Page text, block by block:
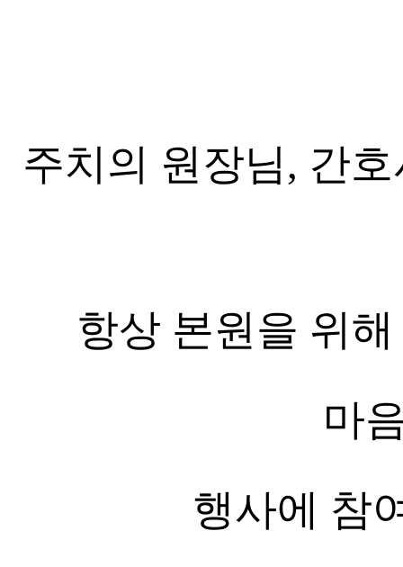
주치의 원장님, 간
항상 본원을 위
마
행사에 참